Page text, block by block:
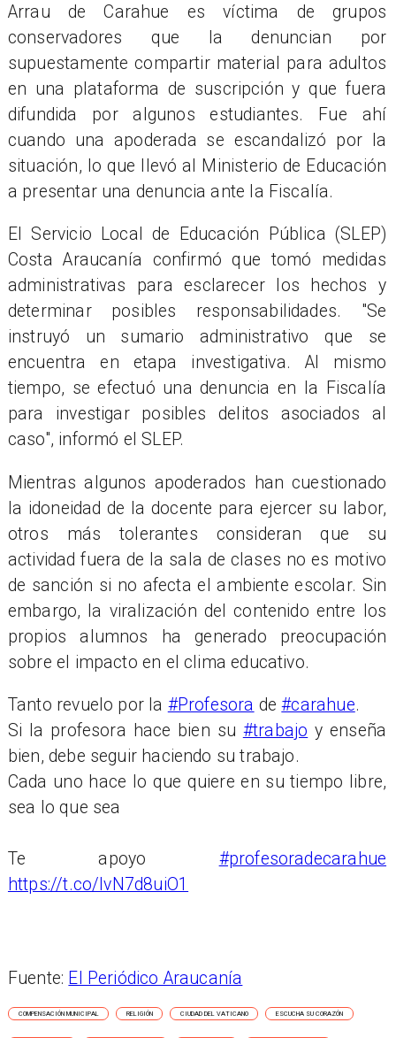
Arrau de Carahue es víctima de grupos
conservadores que la denuncian por
supuestamente compartir material para adultos
en una plataforma de suscripción y que fuera
difundida por algunos estudiantes. Fue ahí
cuando una apoderada se escandalizó por la
situación, lo que llevó al Ministerio de Educación
a presentar una denuncia ante la Fiscalía.
El Servicio Local de Educación Pública (SLEP)
Costa Araucanía confirmó que tomó medidas
administrativas para esclarecer los hechos y
determinar posibles responsabilidades. "Se
instruyó un sumario administrativo que se
encuentra en etapa investigativa. Al mismo
tiempo, se efectuó una denuncia en la Fiscalía
para investigar posibles delitos asociados al
caso", informó el SLEP.
Mientras algunos apoderados han cuestionado
la idoneidad de la docente para ejercer su labor,
otros más tolerantes consideran que su
actividad fuera de la sala de clases no es motivo
de sanción si no afecta el ambiente escolar. Sin
embargo, la viralización del contenido entre los
propios alumnos ha generado preocupación
sobre el impacto en el clima educativo.
Tanto revuelo por la #Profesora de#carahue.
Si la profesora hace bien su #trabajo y enseña
bien, debe seguir haciendo su trabajo.
Cada uno hace lo que quiere en su tiempo libre,
sea lo que sea
Te apoyo #profesoradecarahue
https://t.co/IvN7d8uiO1
Fuente: El Periódico Araucanía
COMPENSACIÓN MUNICIPAL RELIGIÓN CIUDAD DEL VATICANO ESCUCHA SU CORAZÓN